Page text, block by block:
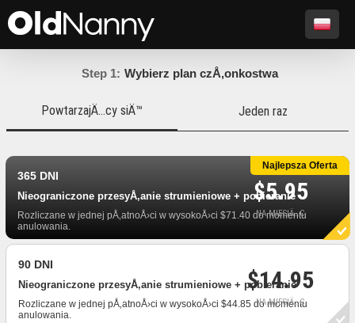
Step 1: Wybierz plan czÅ‚onkostwa
PowtarzajÄ…cy siÄ™ Jeden raz
Najlepsza Oferta
365 DNI
Nieograniczone przesyÅ‚anie strumieniowe + pobieranie
$5.95
NA MIESIÄ…C
Rozliczane w jednej pÅ‚atnoÅ›ci w wysokoÅ›ci $71.40 do momentu
anulowania.
90 DNI
Nieograniczone przesyÅ‚anie strumieniowe + pobieranie
$14.95
NA MIESIÄ…C
Rozliczane w jednej pÅ‚atnoÅ›ci w wysokoÅ›ci $44.85 do momentu
anulowania.